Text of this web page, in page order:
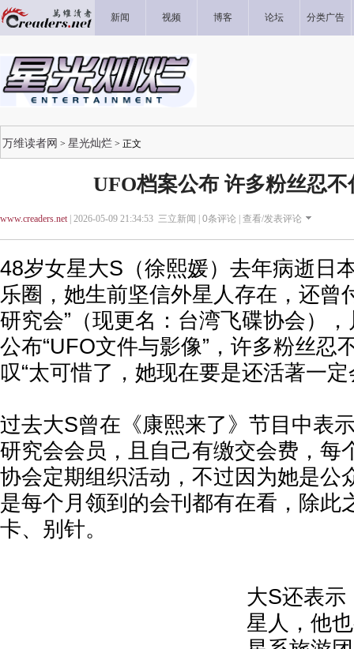
新闻 视频 博客 论坛 分类广告
万维读者网 > 星光灿烂 > 正文
UFO档案公布 许多粉丝忍不
www.creaders.net| 2026-05-09 21:34:53 三立新闻 | 0条评论 | 查看/发表评论
48岁女星大S（徐熙媛）去年病逝日
乐圈，她生前坚信外星人存在，还曾
研究会”（现更名：台湾飞碟协会）
公布“UFO文件与影像”，许多粉丝忍
叹“太可惜了，她现在要是还活著一定
过去大S曾在《康熙来了》节目中表
研究会会员，且自己有缴交会费，每
协会定期组织活动，不过因为她是公
是每个月领到的会刊都有在看，除此
卡、别针。
大S还表示
星人，他